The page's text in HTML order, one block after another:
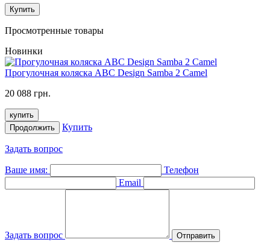
Купить
Просмотренные товары
Новинки
Прогулочная коляска ABC Design Samba 2 Camel
20 088 грн.
купить
Продолжить
Купить
Задать вопрос
Ваше имя:
Телефон
Email
Задать вопрос Отправить